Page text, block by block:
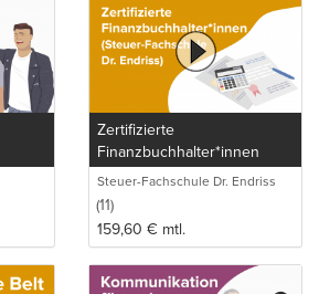
Zertifizierte
Finanzbuchhalter*innen
(Steuer-Fachschule Dr.
Endriss)
Steuer-Fachschule Dr. Endriss
GmbH & Co. KG
(11)
159,60 € mtl.